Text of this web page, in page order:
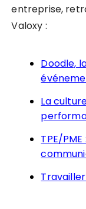
entreprise,
Valoxy :
Doodle,
La
TPE/